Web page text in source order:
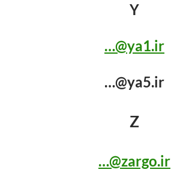
Y
ya1.ir@…
ya5.ir@…
Z
zargo.ir@…